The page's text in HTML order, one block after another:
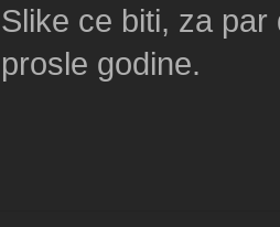
Slike ce biti, za
prosle godine.